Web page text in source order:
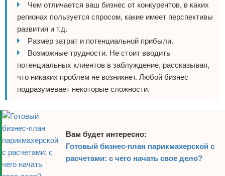
Чем отличается ваш бизнес от конкурентов, в каких
регионах пользуется спросом, какие имеет перспективы
развития и т.д.
Размер затрат и потенциальной прибыли.
Возможные трудности. Не стоит вводить
потенциальных клиентов в заблуждение, рассказывая,
что никаких проблем не возникнет. Любой бизнес
подразумевает некоторые сложности.
Вам будет интересно:
Готовый бизнес-план парикмахерской с
расчетами: с чего начать свое дело?